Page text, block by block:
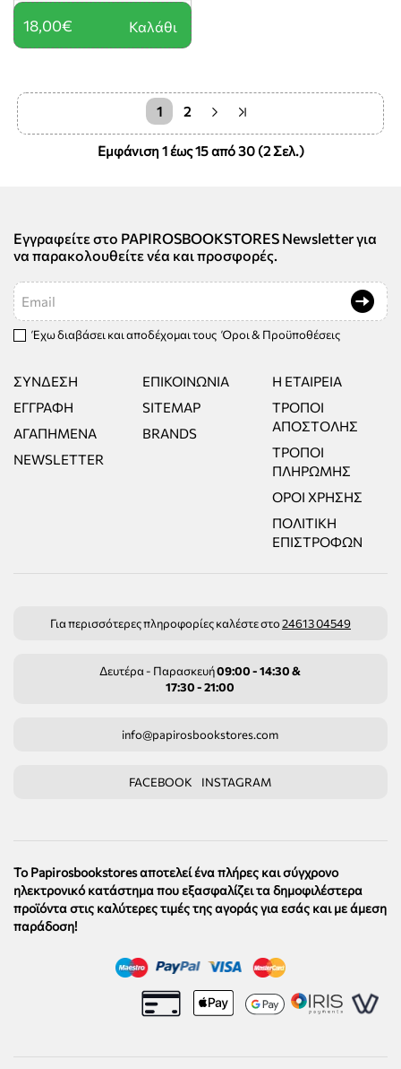
18,00€ Καλάθι
1 2
Εμφάνιση 1 έως 15 από 30 (2 Σελ.)
Εγγραφείτε στο PAPIROSBOOKSTORES Newsletter για
να παρακολουθείτε νέα και προσφορές.
Email
Έχω διαβάσει και αποδέχομαι τους Όροι & Προϋποθέσεις
ΣΎΝΔΕΣΗ
ΕΓΓΡΑΦΉ
ΑΓΑΠΗΜΈΝΑ
NEWSLETTER
ΕΠΙΚΟΙΝΩΝΊΑ
SITEMAP
BRANDS
Η ΕΤΑΙΡΕΊΑ
ΤΡΌΠΟΙ
ΑΠΟΣΤΟΛΉΣ
ΤΡΌΠΟΙ
ΠΛΗΡΩΜΉΣ
ΌΡΟΙ ΧΡΉΣΗΣ
ΠΟΛΙΤΙΚΉ
ΕΠΙΣΤΡΟΦΏΝ
Για περισσότερες πληροφορίες καλέστε στο24613 04549
Δευτέρα - Παρασκευή09:00 - 14:30 &
17:30 - 21:00
info@papirosbookstores.com
FACEBOOK INSTAGRAM
Το Papirosbookstores αποτελεί ένα πλήρες και σύγχρονο
ηλεκτρονικό κατάστημα που εξασφαλίζει τα δημοφιλέστερα
προϊόντα στις καλύτερες τιμές της αγοράς για εσάς και με άμεση
παράδοση!